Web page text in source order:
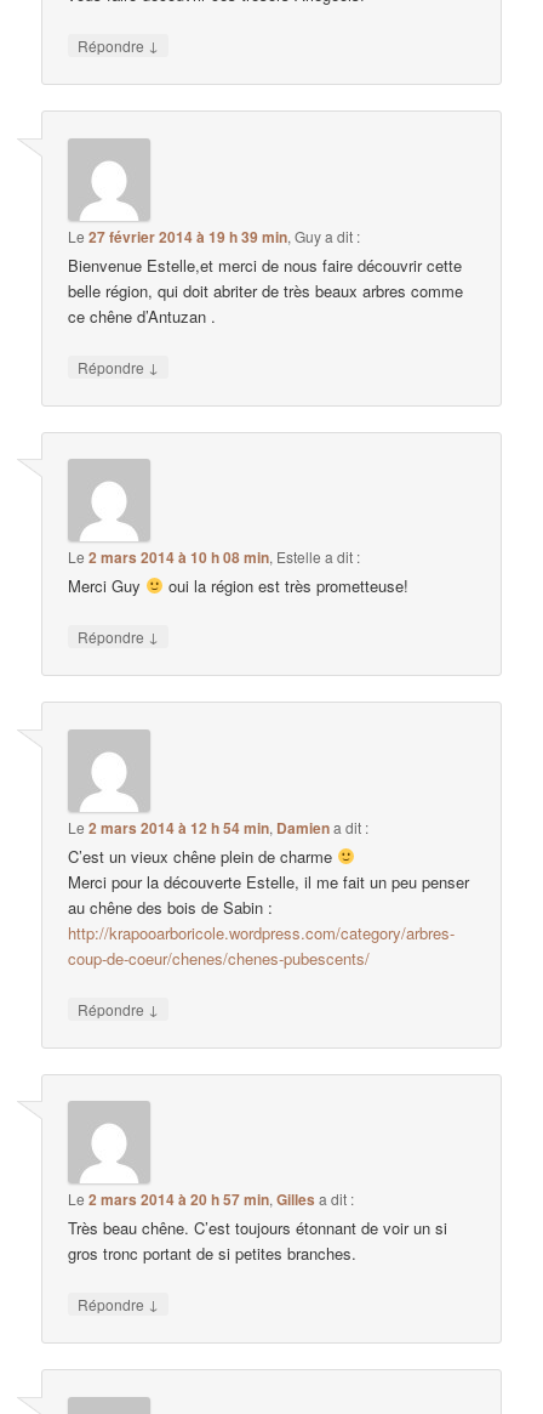
Répondre ↓
Le27 février 2014 à 19 h 39 min,Guya dit :
Bienvenue Estelle,et merci de nous faire découvrir cette
belle région, qui doit abriter de très beaux arbres comme
ce chêne d’Antuzan .
Répondre ↓
Le2 mars 2014 à 10 h 08 min, Estelle a dit :
Merci Guy oui la région est très prometteuse!
Répondre ↓
Le2 mars 2014 à 12 h 54 min, Damiena dit :
C’est un vieux chêne plein de charme
Merci pour la découverte Estelle, il me fait un peu penser
au chêne des bois de Sabin :
http://krapooarboricole.wordpress.com/category/arbres-
coup-de-coeur/chenes/chenes-pubescents/
Répondre ↓
Le2 mars 2014 à 20 h 57 min,Gilles a dit :
Très beau chêne. C’est toujours étonnant de voir un si
gros tronc portant de si petites branches.
Répondre ↓